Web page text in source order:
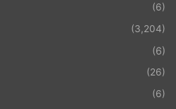
(6)
(3,204)
(6)
(26)
(6)